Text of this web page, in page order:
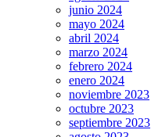
junio 2024
mayo 2024
abril 2024
marzo 2024
febrero 2024
enero 2024
noviembre 2023
octubre 2023
septiembre 2023